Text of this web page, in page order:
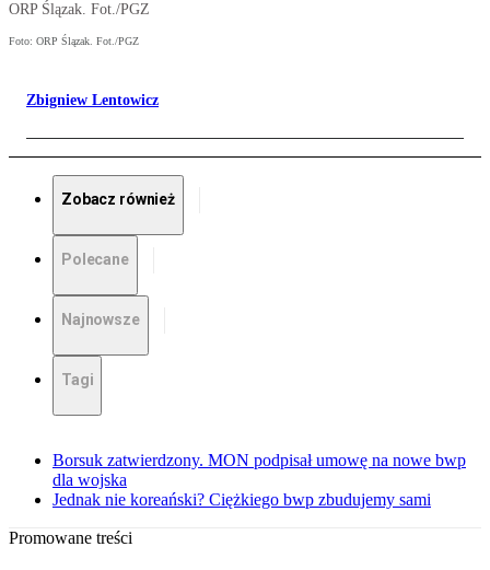
ORP Ślązak. Fot./PGZ
Foto: ORP Ślązak. Fot./PGZ
Zbigniew Lentowicz
Zobacz również
Polecane
Najnowsze
Tagi
Borsuk zatwierdzony. MON podpisał umowę na nowe bwp
dla wojska
Jednak nie koreański? Ciężkiego bwp zbudujemy sami
Promowane treści